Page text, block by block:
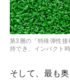
第3層の「特殊弾性
持でき、インパクト
そして、最も